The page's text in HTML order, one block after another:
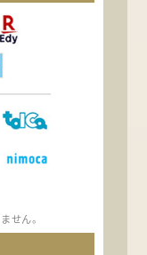
せん。